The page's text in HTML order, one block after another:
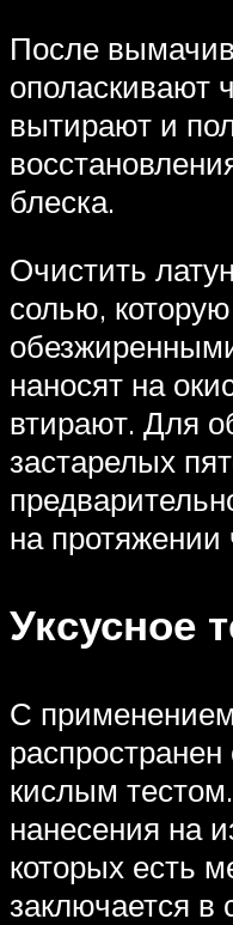
После
ополаскивают
вытирают и
блеска.
Очистить
солью,
наносят на
втирают. Для
застарелых
на протяжении
Уксусное
С
кислым
нанесения на
которых есть
заключается